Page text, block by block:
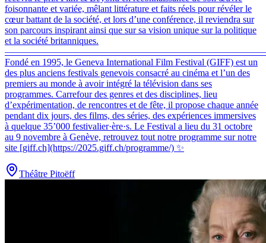
foisonnante et variée, mêlant littérature et faits réels pour révéler le
cœur battant de la société, et lors d’une conférence, il reviendra sur
son parcours inspirant ainsi que sur sa vision unique sur la politique
et la société britanniques.
Fondé en 1995, le Geneva International Film Festival (GIFF) est un
des plus anciens festivals genevois consacré au cinéma et l’un des
premiers au monde à avoir intégré la télévision dans ses
programmes. Carrefour des genres et des disciplines, lieu
d’expérimentation, de rencontres et de fête, il propose chaque année
pendant dix jours, des films, des séries, des expériences immersives
à quelque 35’000 festivalier·ère·s. Le Festival a lieu du 31 octobre
au 9 novembre à Genève, retrouvez tout notre programme sur notre
site [giff.ch](https://2025.giff.ch/programme/) ✨
Théâtre Pitoëff